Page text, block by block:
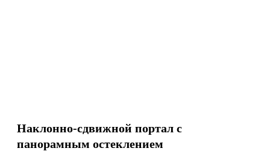
Наклонно-сдвижной портал с
панорамным остеклением